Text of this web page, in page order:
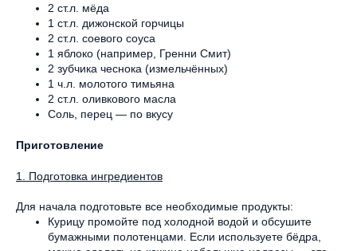
2 ст.л. мёда
1 ст.л. дижонской горчицы
2 ст.л. соевого соуса
1 яблоко (например, Гренни Смит)
2 зубчика чеснока (измельчённых)
1 ч.л. молотого тимьяна
2 ст.л. оливкового масла
Соль, перец — по вкусу
Приготовление
1. Подготовка ингредиентов
Для начала подготовьте все необходимые продукты:
Курицу промойте под холодной водой и обсушите
бумажными полотенцами. Если используете бёдра,